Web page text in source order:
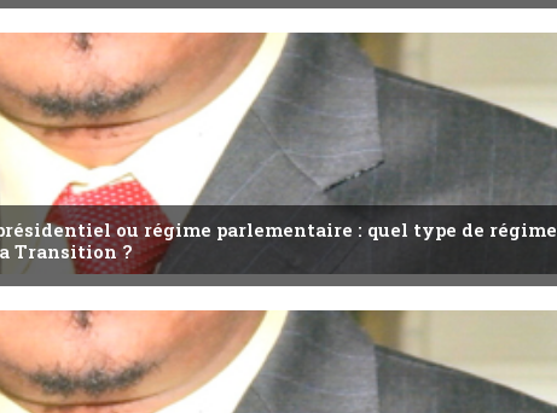
ou régime parlementaire : quel type de régime
Transition ?